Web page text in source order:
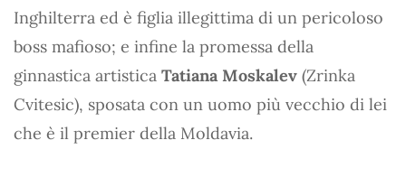
Inghilterra ed è figlia illegittima di un pericoloso
boss mafioso; e infine la promessa della
ginnastica artistica Tatiana Moskalev (Zrinka
Cvitesic), sposata con un uomo più vecchio di lei
che è il premier della Moldavia.